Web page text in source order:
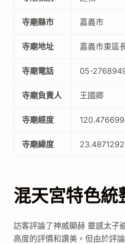
寺廟縣市 嘉義市
寺廟地址 嘉義市東區
寺廟電話 05-
寺廟負責人 王國卿
寺廟經度
寺廟緯度
混天宮特色統
訪客評論了神威顯赫 靈感太子
高度的評價和讚美。但由於評